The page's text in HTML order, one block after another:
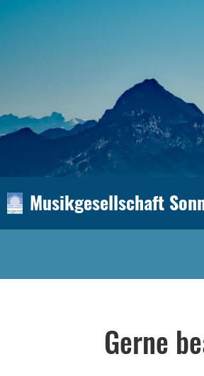
Musikgesellschaft
Gerne